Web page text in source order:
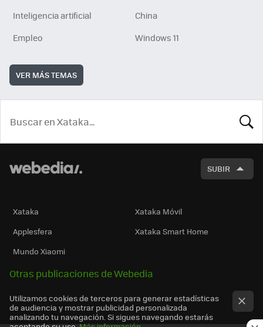
Inteligencia artificial
China
Empleo
Windows 11
VER MÁS TEMAS
SUBIR
Xataka
Xataka Móvil
Applesfera
Xataka Smart Home
Mundo Xiaomi
Otras publicaciones de Webedia
Utilizamos cookies de terceros para generar estadísticas
de audiencia y mostrar publicidad personalizada
analizando tu navegación. Si sigues navegando estarás